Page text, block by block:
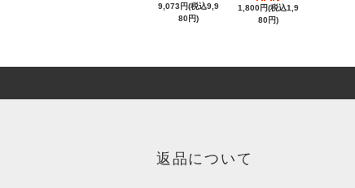
9,073円(税込9,9
80円)
1,800円(税込1,9
80円)
返品について